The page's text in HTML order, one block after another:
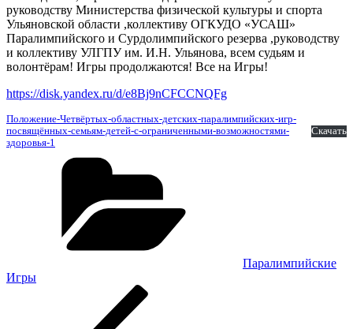
руководству Министерства физической культуры и спорта
Ульяновской области ,коллективу ОГКУДО «УСАШ»
Паралимпийского и Сурдолимпийского резерва ,руководству
и коллективу УЛГПУ им. И.Н. Ульянова, всем судьям и
волонтёрам! Игры продолжаются! Все на Игры!
https://disk.yandex.ru/d/e8Bj9nCFCCNQFg
Положение-Четвёртых-областных-детских-паралимпийских-игр-
посвящённых-семьям-детей-с-ограниченными-возможностями-
здоровья-1
Скачать
Паралимпийские
Игры